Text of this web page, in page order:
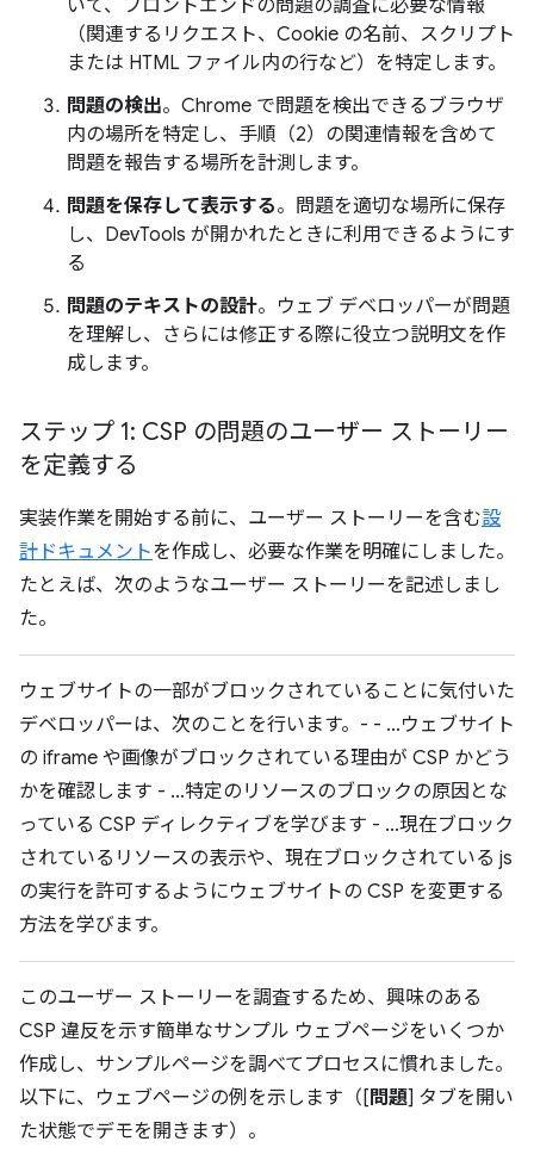
いて、フロントエンドの問題の調査に必要な情報
（関連するリクエスト、Cookie の名前、スクリプト
または HTML ファイル内の行など）を特定します。
問題の検出。Chrome で問題を検出できるブラウザ
内の場所を特定し、手順（2）の関連情報を含めて
問題を報告する場所を計測します。
問題を保存して表示する。問題を適切な場所に保存
し、DevTools が開かれたときに利用できるようにす
る
問題のテキストの設計。ウェブ デベロッパーが問題
を理解し、さらには修正する際に役立つ説明文を作
成します。
ステップ 1: CSP の問題のユーザー ストーリー
を定義する
実装作業を開始する前に、ユーザー ストーリーを含む設
計ドキュメントを作成し、必要な作業を明確にしました。
たとえば、次のようなユーザー ストーリーを記述しまし
た。
ウェブサイトの一部がブロックされていることに気付いた
デベロッパーは、次のことを行います。- - ...ウェブサイト
の iframe や画像がブロックされている理由が CSP かどう
かを確認します - ...特定のリソースのブロックの原因とな
っている CSP ディレクティブを学びます - ...現在ブロック
されているリソースの表示や、現在ブロックされている js
の実行を許可するようにウェブサイトの CSP を変更する
方法を学びます。
このユーザー ストーリーを調査するため、興味のある
CSP 違反を示す簡単なサンプル ウェブページをいくつか
作成し、サンプルページを調べてプロセスに慣れました。
以下に、ウェブページの例を示します（[ 問題] タブを開い
た状態でデモを開きます）。